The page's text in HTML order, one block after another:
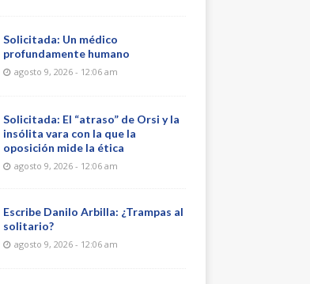
Solicitada: Un médico
profundamente humano
agosto 9, 2026 - 12:06 am
Solicitada: El “atraso” de Orsi y la
insólita vara con la que la
oposición mide la ética
agosto 9, 2026 - 12:06 am
Escribe Danilo Arbilla: ¿Trampas al
solitario?
agosto 9, 2026 - 12:06 am